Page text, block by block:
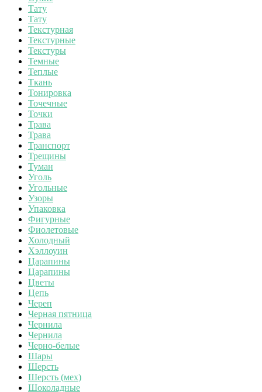
Тату
Тату
Текстурная
Текстурные
Текстуры
Темные
Теплые
Ткань
Тонировка
Точечные
Точки
Трава
Трава
Транспорт
Трещины
Туман
Уголь
Угольные
Узоры
Упаковка
Фигурные
Фиолетовые
Холодный
Хэллоуин
Царапины
Царапины
Цветы
Цепь
Череп
Черная пятница
Чернила
Чернила
Черно-белые
Шары
Шерсть
Шерсть (мех)
Шоколадные